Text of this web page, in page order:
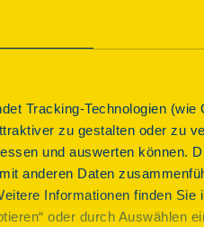
Tracking-Technologien
zu gestalten oder zu
und auswerten können.
anderen Daten
Informationen finden
oder durch Auswählen
Anbindung ÖPNV
Programm
Führung